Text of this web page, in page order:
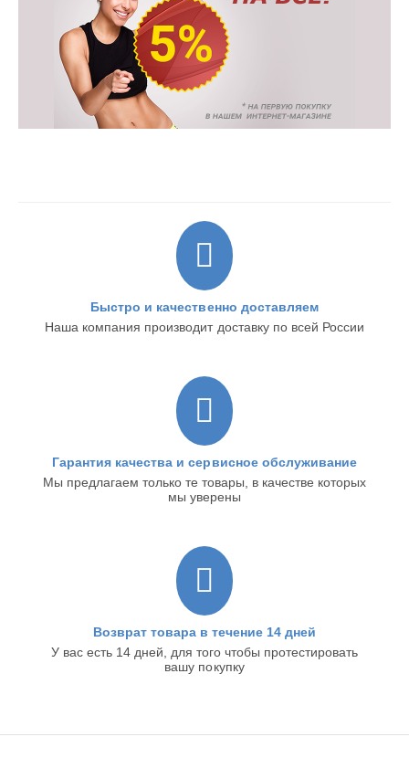
Быстро и качественно доставляем
Наша компания производит доставку по всей России
Гарантия качества и сервисное обслуживание
Мы предлагаем только те товары, в качестве которых
мы уверены
Возврат товара в течение 14 дней
У вас есть 14 дней, для того чтобы протестировать
вашу покупку